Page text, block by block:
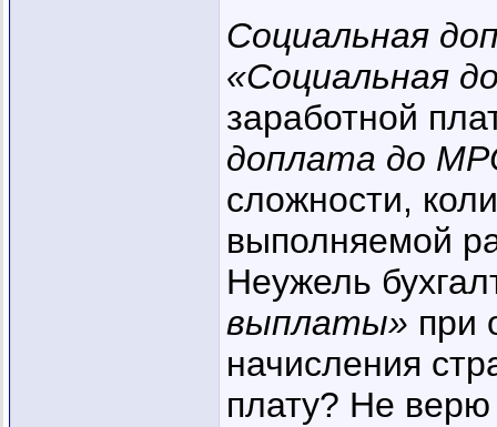
Социальная
«Социальная
заработной
доплата до
сложности,
выполняемой
Неужель
выплаты» при
начисления
плату? Не